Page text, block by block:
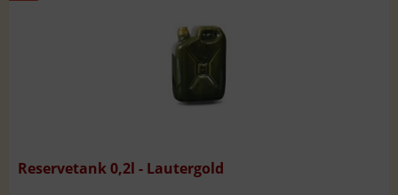
Reservetank 0,2l - Lautergold